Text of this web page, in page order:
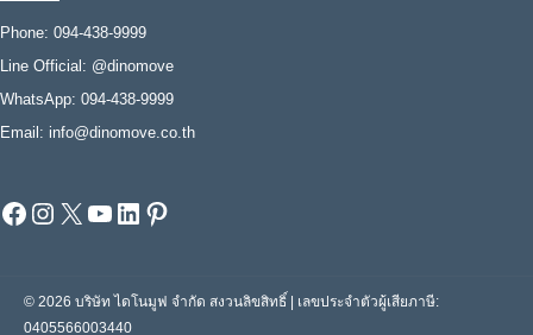
Phone: 094-438-9999
Line Official: @dinomove
WhatsApp: 094-438-9999
Email: info@dinomove.co.th
Facebook
Instagram
X YouTube
LinkedIn
Pinterest
© 2026 บริษัท ไดโนมูฟ จำกัด สงวนลิขสิทธิ์ | เลขประจำตัวผู้เสียภาษี:
0405566003440